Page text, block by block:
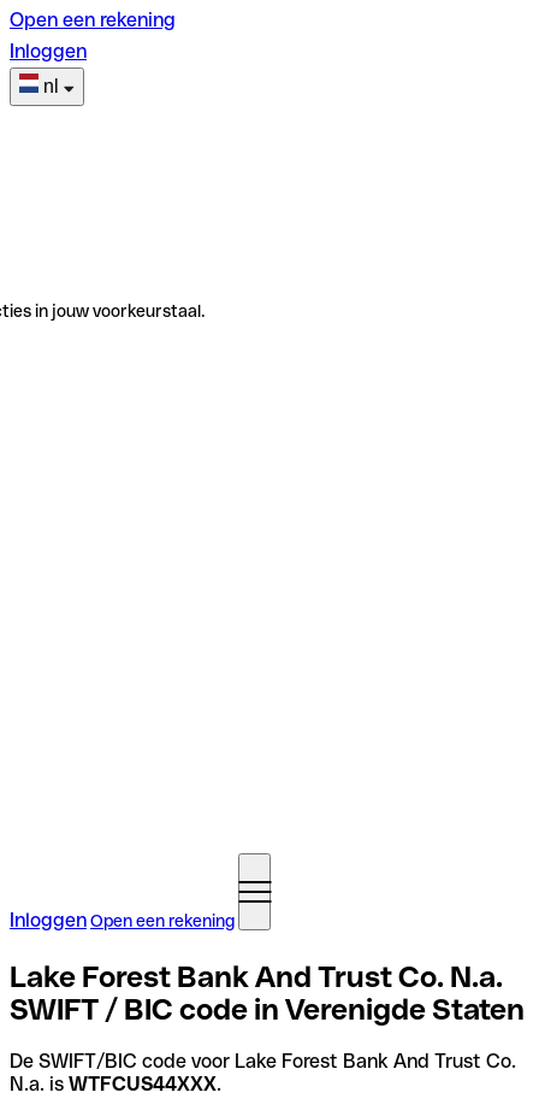
Open een rekening
Inloggen
nl
in jouw voorkeurstaal.
InloggenOpen een rekening
Lake Forest Bank And Trust Co. N.a.
SWIFT / BIC code in Verenigde Staten
De SWIFT/BIC code voor Lake Forest Bank And Trust Co.
N.a. is WTFCUS44XXX.